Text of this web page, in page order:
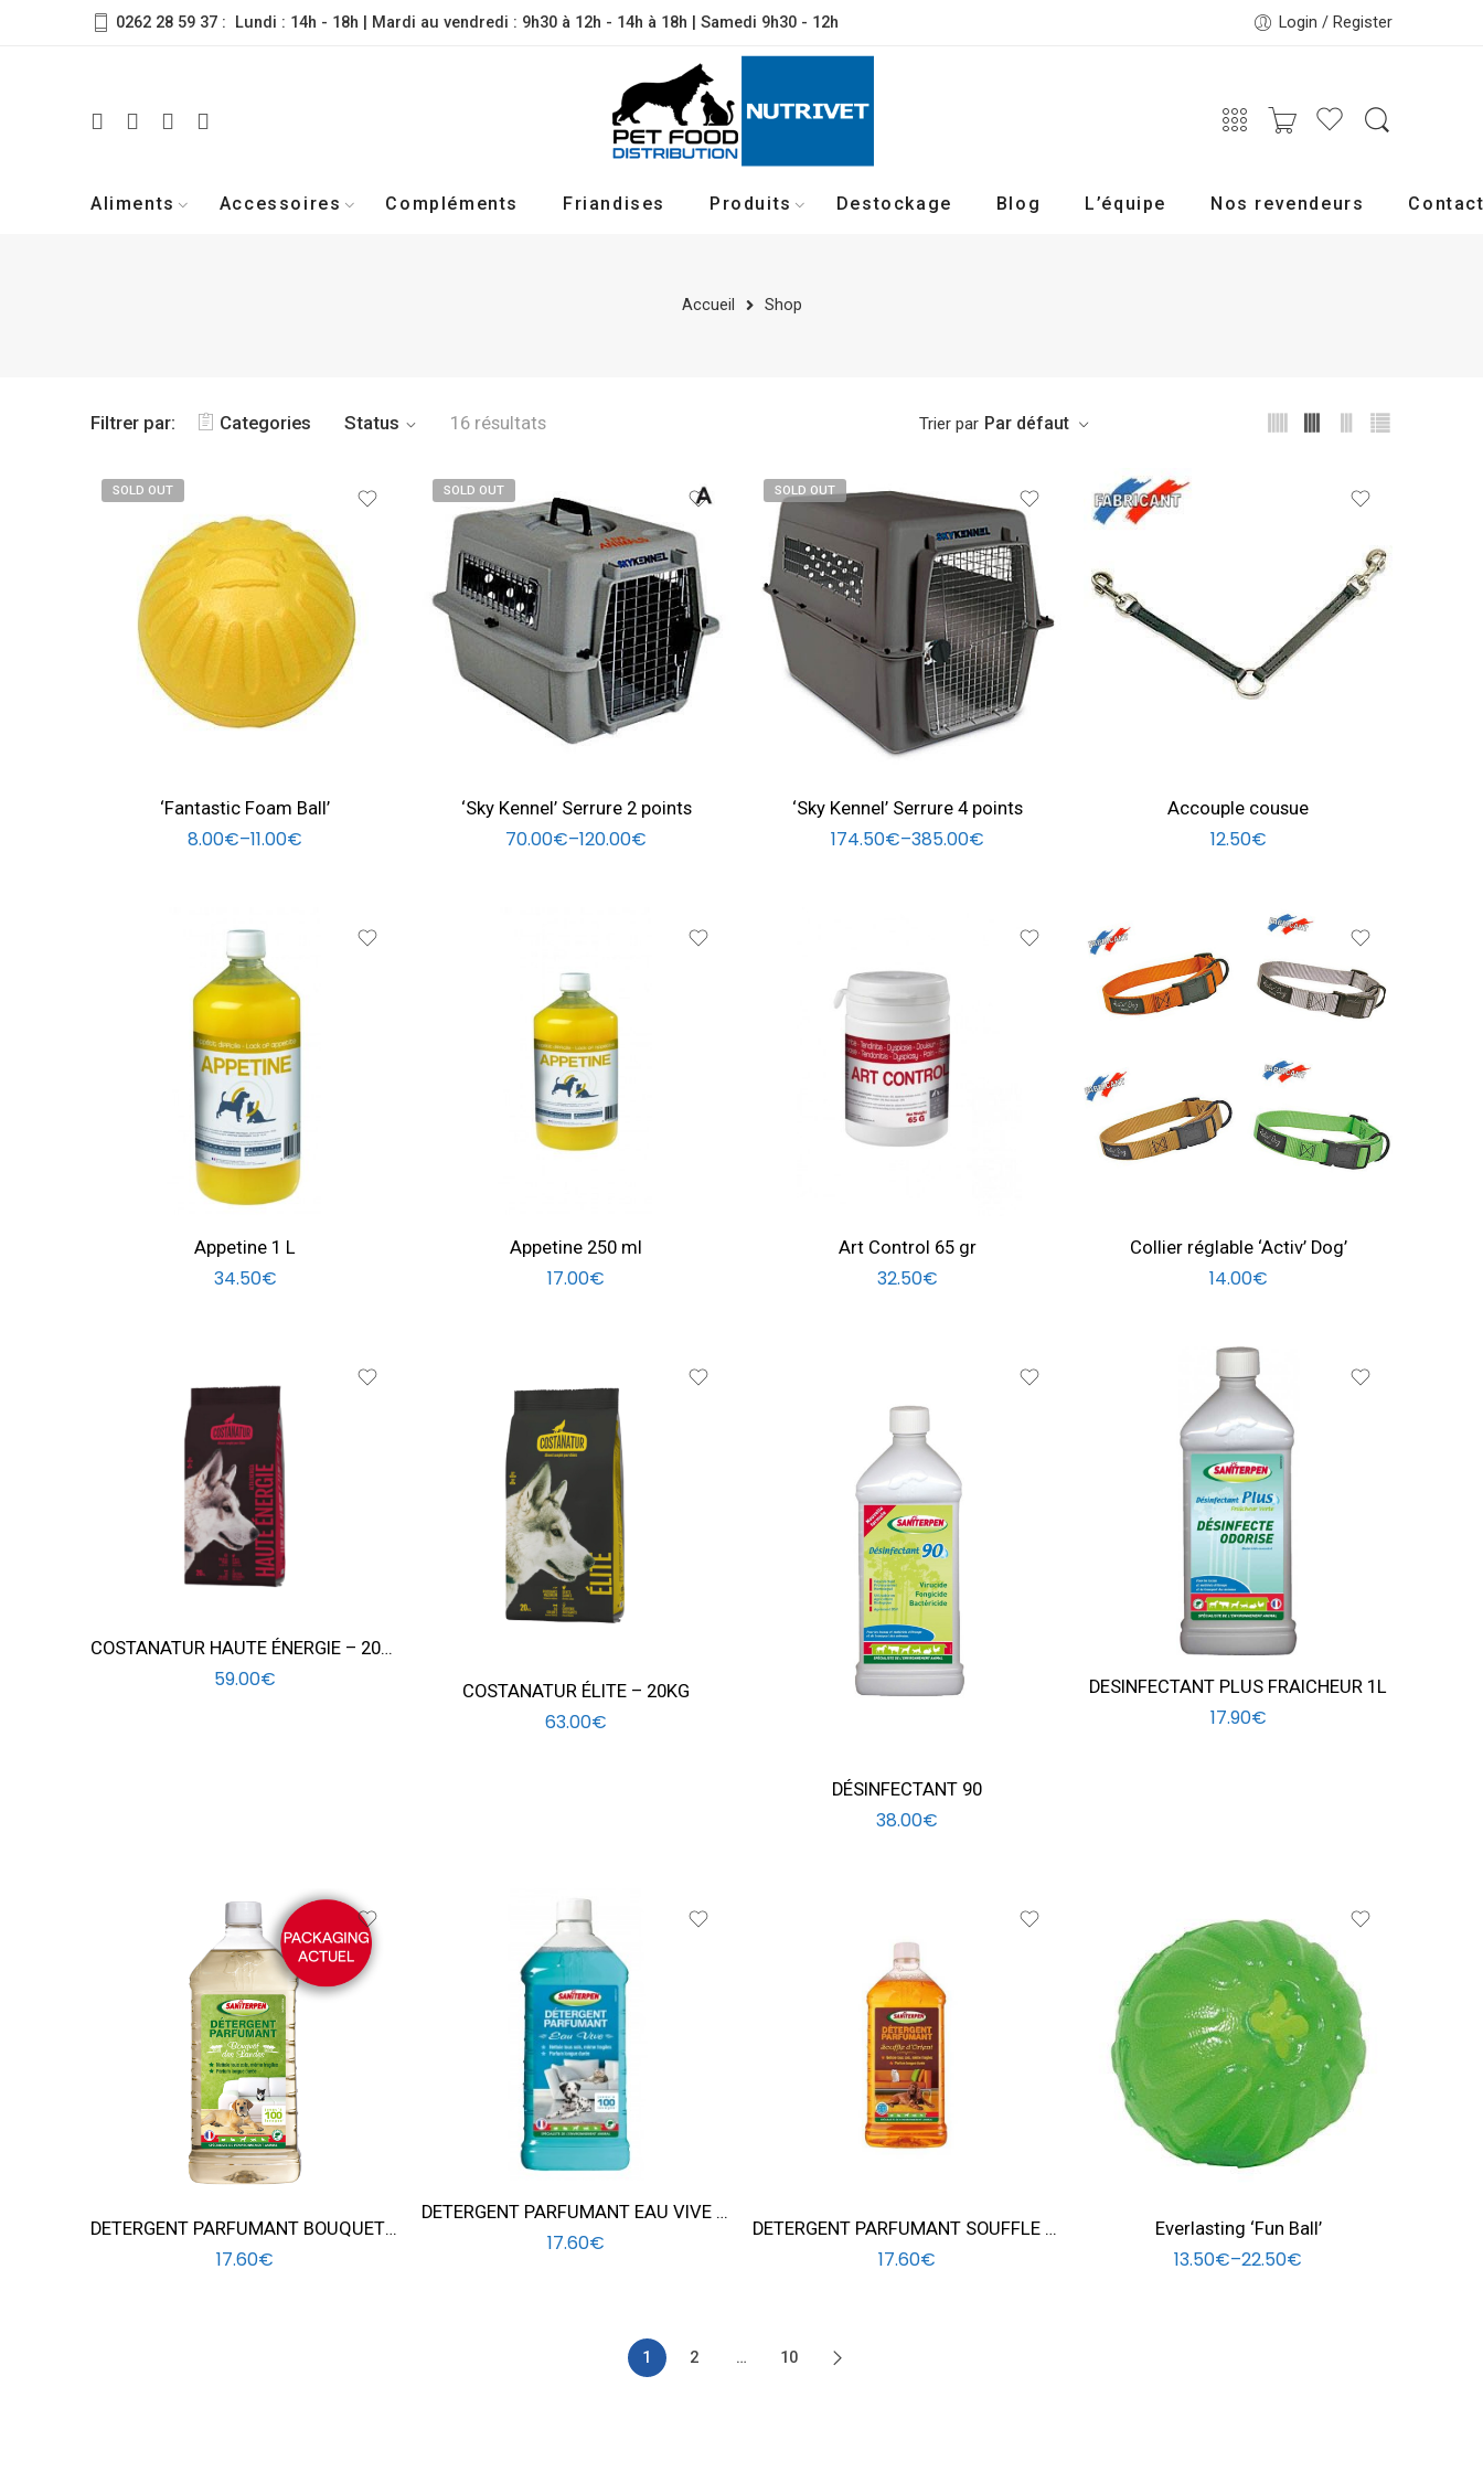
0262 28 59 37 : Lundi : 14h - 18h | Mardi au vendredi : 9h30 à 12h - 14h à 18h | Samedi 9h30 - 12h Login / Register
Aliments Accessoires Compléments Friandises Produits Destockage Blog L’équipe Nos revendeurs
Accueil Shop
Filtrer par: Categories Status 16 résultats Trier par Par défaut
SOLD OUT
‘Fantastic Foam Ball’
8.00€–11.00€
Large 82 mm
SOLD OUT
‘Sky Kennel’ Serrure 2 points
70.00€–120.00€
Interm. - 81 x 57 x 61 cm - B
Med - 71 x 52 x 55 cm - B
Small - 53 x 41 x 38 cm - A
SOLD OUT
‘Sky Kennel’ Serrure 4 points
174.50€–385.00€
Large - 91 x 64 x 69 cm
XL - 102 x 69 x 76 cm
XXL - 122x 82x 89 cm
Accouple cousue
12.50€
Appetine 1 L
34.50€
Appetine 250 ml
17.00€
Art Control 65 gr
32.50€
Collier réglable ‘Activ’ Dog’
14.00€
tour de cou mini 40/maxi 65
cm DORE
Tour de cou mini 40/maxi 65
cm GRIS
Tour de cou mini 40/maxi 65
cm VERT FLUO
COSTANATUR HAUTE ÉNERGIE – 20KG
59.00€ COSTANATUR ÉLITE – 20KG
63.00€
DÉSINFECTANT 90
38.00€
DESINFECTANT PLUS FRAICHEUR 1L
17.90€
DETERGENT PARFUMANT BOUQUET DES LANDES 1L
17.60€
DETERGENT PARFUMANT EAU VIVE 1L
17.60€
DETERGENT PARFUMANT SOUFFLE D’ORIENT 1L
17.60€
Everlasting ‘Fun Ball’
13.50€–22.50€
Large 10 cm
Medium 7 cm
1 2 … 10